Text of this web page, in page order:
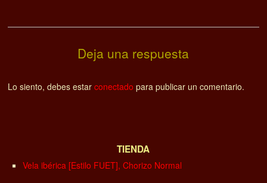
Deja una respuesta
Lo siento, debes estarconectado para publicar un comentario.
TIENDA
Vela ibérica [Estilo FUET], Chorizo Normal